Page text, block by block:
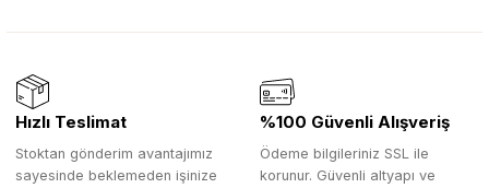
Hızlı Teslimat
Stoktan gönderim avantajımız
sayesinde beklemeden işinize
%100 Güvenli Alışveriş
Ödeme bilgileriniz SSL ile
korunur. Güvenli altyapı ve